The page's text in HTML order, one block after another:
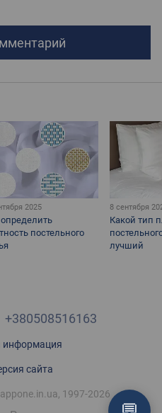
2025
постельного
8 сентября
Какой тип
лучший
+380508516163
информация
сайта
1997-2026